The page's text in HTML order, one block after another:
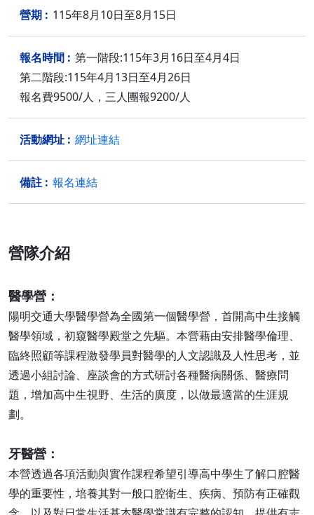
115年8月10日至8月15日
第一階段:115年3月16日至4月4日
第二階段:115年4月13日至4月26日
報名費9500/人，三人團報9200/人
網址連結
報名連結
營隊介紹
醫學營：
陽明交通大學醫學營為全國第一個醫學營，首開高中生接觸
醫學領域，初窺醫學殿堂之先驅。本營藉由安排醫學倫理、
臨終照顧等課程激發學員對醫學的人文認識及人性思考，並
透過小組討論、座談會的方式研討各種醫病關係、醫療問
題，增加高中生視野、生活的廣度，以做最適當的生涯規
劃。
牙醫營：
本營透過各項活動與實作課程希望引導高中學生了解口腔醫
學的重要性，培養其對一般口腔衛生、疾病、預防有正確觀